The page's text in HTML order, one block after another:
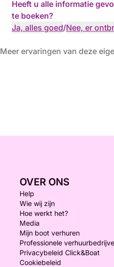
Heeft u alle informatie
te boeken?
Ja, alles goed/Nee, er
Meer ervaringen van deze
OVER ONS
Help
Wie wij zijn
Hoe werkt het?
Media
Mijn boot verhuren
Professionele
Privacybeleid Click&Boat
Cookiebeleid